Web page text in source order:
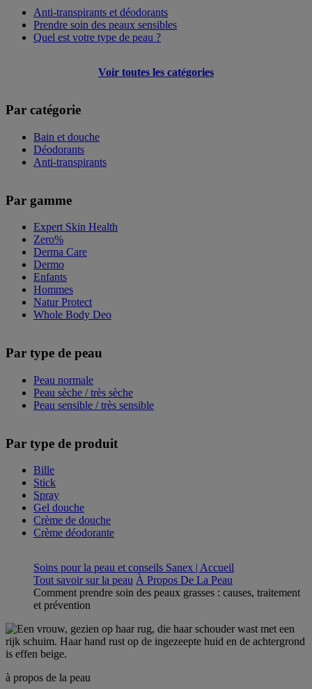
Anti-transpirants et déodorants
Prendre soin des peaux sensibles
Quel est votre type de peau ?
Voir toutes les catégories
Par catégorie
Bain et douche
Déodorants
Anti-transpirants
Par gamme
Expert Skin Health
Zero%
Derma Care
Dermo
Enfants
Hommes
Natur Protect
Whole Body Deo
Par type de peau
Peau normale
Peau sèche / très sèche
Peau sensible / très sensible
Par type de produit
Bille
Stick
Spray
Gel douche
Crème de douche
Crème déodorante
Soins pour la peau et conseils Sanex | Accueil
Tout savoir sur la peau À Propos De La Peau
Comment prendre soin des peaux grasses : causes, traitement
et prévention
à propos de la peau